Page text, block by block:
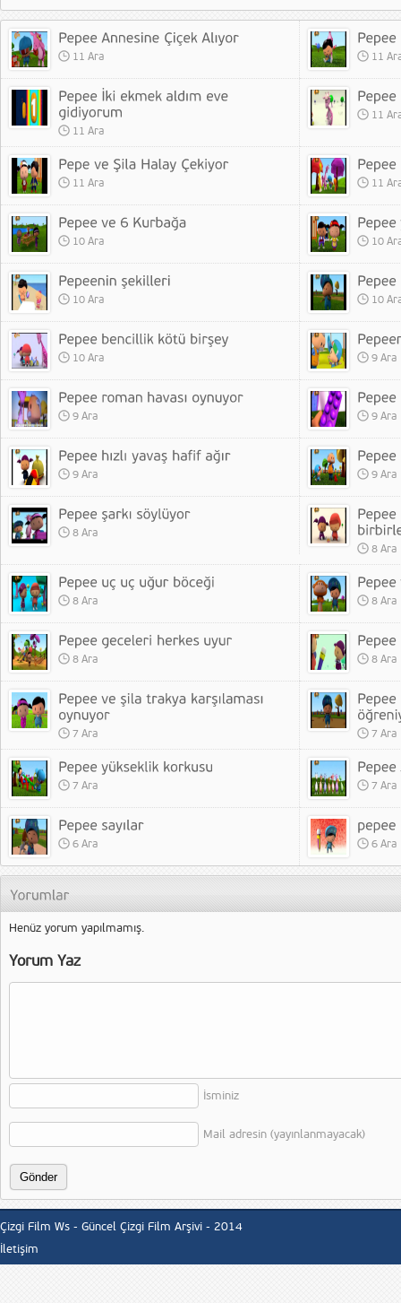
11 Ara 11
11 Ara
11
11 Ara 11
10 Ara 10
10 Ara 10
10 Ara 9 Ara
9 Ara 9 Ara
9 Ara 9 Ara
8 Ara
8 Ara
8 Ara 8 Ara
8 Ara 8 Ara
7 Ara 7 Ara
7 Ara 7 Ara
6 Ara 6 Ara
Henüz yorum yapılmamış.
Yorum Yaz
İsminiz
Mail adresin (yayınlanmayacak)
Çizgi Film Ws - Güncel Çizgi Film Arşivi - 2014
İletişim